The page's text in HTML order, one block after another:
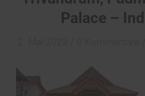
Palace –